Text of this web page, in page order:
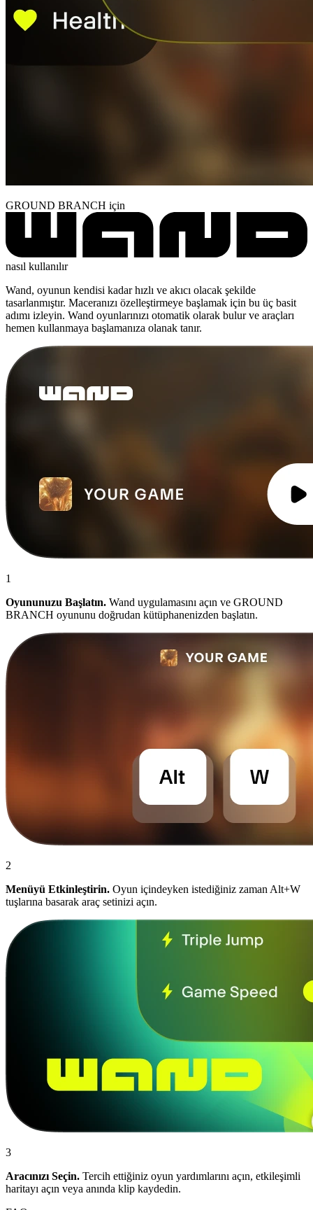
GROUND BRANCH için
nasıl kullanılır
Wand, oyunun kendisi kadar hızlı ve akıcı olacak şekilde
tasarlanmıştır. Maceranızı özelleştirmeye başlamak için bu üç basit
adımı izleyin. Wand oyunlarınızı otomatik olarak bulur ve araçları
hemen kullanmaya başlamanıza olanak tanır.
1
Oyununuzu Başlatın. Wand uygulamasını açın ve GROUND
BRANCH oyununu doğrudan kütüphanenizden başlatın.
2
Menüyü Etkinleştirin. Oyun içindeyken istediğiniz zaman Alt+W
tuşlarına basarak araç setinizi açın.
3
Aracınızı Seçin. Tercih ettiğiniz oyun yardımlarını açın, etkileşimli
haritayı açın veya anında klip kaydedin.